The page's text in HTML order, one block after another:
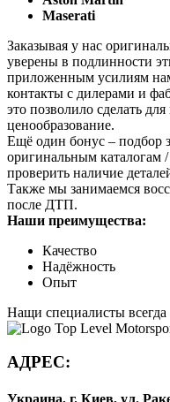
Maserati
Заказывая у нас
уверены в подлинности
приложенным усилиям
контакты с дилерами и
это позволило сделать
ценообразование.
Ещё один бонус – подбор
оригинальным каталогам
проверить наличие
Также мы занимаемся
после ДТП.
Наши преимущества:
Качество
Надёжность
Опыт
Нащи специалисты всегда
АДРЕС:
Украина, г. Киев, ул.